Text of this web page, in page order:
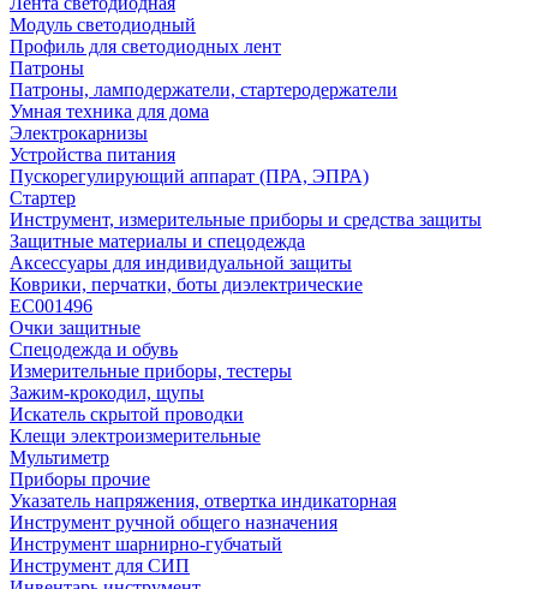
Модуль светодиодный
Профиль для светодиодных лент
Патроны
Патроны, ламподержатели, стартеродержатели
Умная техника для дома
Электрокарнизы
Устройства питания
Пускорегулирующий аппарат (ПРА, ЭПРА)
Стартер
Инструмент, измерительные приборы и средства защиты
Защитные материалы и спецодежда
Аксессуары для индивидуальной защиты
Коврики, перчатки, боты диэлектрические
EC001496
Очки защитные
Спецодежда и обувь
Измерительные приборы, тестеры
Зажим-крокодил, щупы
Искатель скрытой проводки
Клещи электроизмерительные
Мультиметр
Приборы прочие
Указатель напряжения, отвертка индикаторная
Инструмент ручной общего назначения
Инструмент шарнирно-губчатый
Инструмент для СИП